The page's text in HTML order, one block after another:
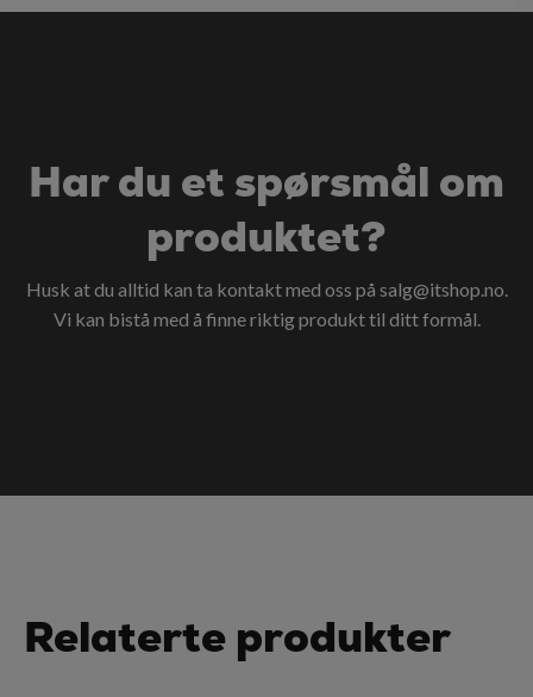
Har du et spørsmål om
produktet?
Husk at du alltid kan ta kontakt med oss på salg@itshop.no.
Vi kan bistå med å finne riktig produkt til ditt formål.
Relaterte produkter